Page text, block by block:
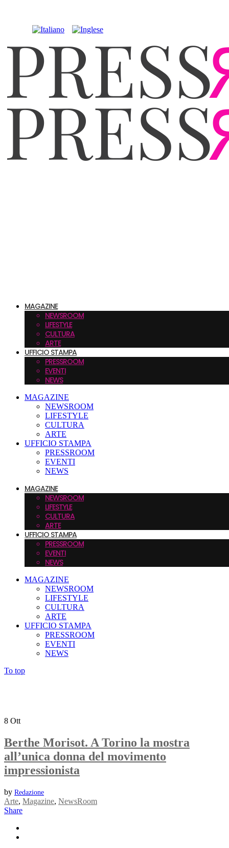
MAGAZINE
NEWSROOM
LIFESTYLE
CULTURA
ARTE
UFFICIO STAMPA
PRESSROOM
EVENTI
NEWS
MAGAZINE
NEWSROOM
LIFESTYLE
CULTURA
ARTE
UFFICIO STAMPA
PRESSROOM
EVENTI
NEWS
MAGAZINE
NEWSROOM
LIFESTYLE
CULTURA
ARTE
UFFICIO STAMPA
PRESSROOM
EVENTI
NEWS
MAGAZINE
NEWSROOM
LIFESTYLE
CULTURA
ARTE
UFFICIO STAMPA
PRESSROOM
EVENTI
NEWS
To top
8 Ott
Berthe Morisot. A Torino la mostra
all’unica donna del movimento
impressionista
by Redazione
Arte, Magazine, NewsRoom
Share